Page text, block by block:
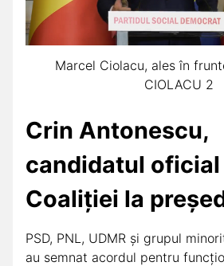
Marcel Ciolacu, ales în
CIOLACU 2
Crin Antonescu,
candidatul oficial
Coaliției la
PSD, PNL, UDMR și grupul
au semnat acordul pentru